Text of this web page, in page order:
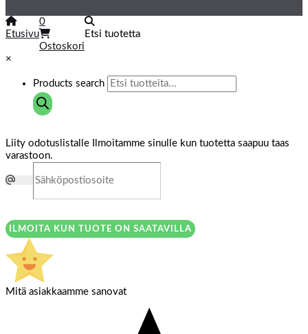
Etusivu
0
Ostoskori
Etsi tuotetta
×
Products search
Liity odotuslistalle
Ilmoitamme sinulle kun tuotetta saapuu taas
varastoon.
ILMOITA KUN TUOTE ON SAATAVILLA
Mitä asiakkaamme sanovat